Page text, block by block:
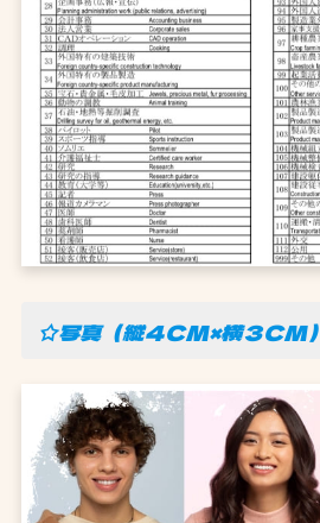
☆写真（縦４CM×横３CM）